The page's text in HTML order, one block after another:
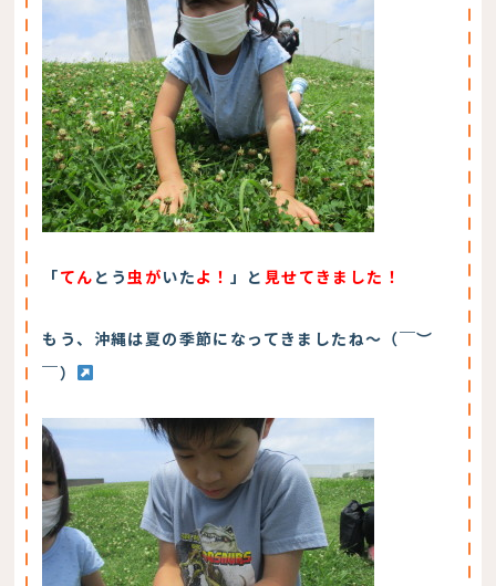
「てん とう 虫がいたよ！ 」と 見せてきました！
もう、沖縄は夏の季節になってきましたね～（￣︶
￣）